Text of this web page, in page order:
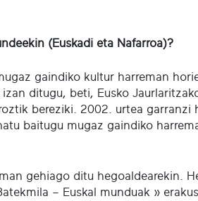
(Euskadi eta Nafarroa)?
gaindiko kultur harreman
ditugu, beti, Eusko
bereziki. 2002. urtea garranzi
baitugu mugaz gaindiko
gehiago ditu hegoaldearekin.
– Euskal munduak »